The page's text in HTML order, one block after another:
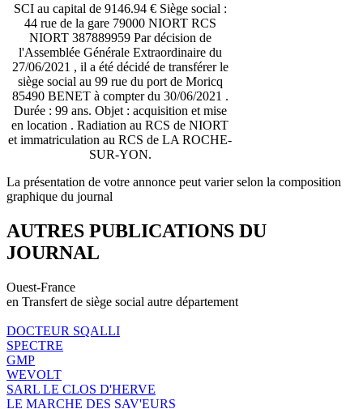
SCI au capital de 9146.94 € Siège social :
44 rue de la gare 79000 NIORT RCS
NIORT 387889959 Par décision de
l'Assemblée Générale Extraordinaire du
27/06/2021 , il a été décidé de transférer le
siège social au 99 rue du port de Moricq
85490 BENET à compter du 30/06/2021 .
Durée : 99 ans. Objet : acquisition et mise
en location . Radiation au RCS de NIORT
et immatriculation au RCS de LA ROCHE-
SUR-YON.
La présentation de votre annonce peut varier selon la composition
graphique du journal
AUTRES PUBLICATIONS DU
JOURNAL
Ouest-France
en Transfert de siège social autre département
DOCTEUR SQALLI
SPECTRE
GMP
WEVOLT
SARL LE CLOS D'HERVE
LE MARCHE DES SAV'EURS